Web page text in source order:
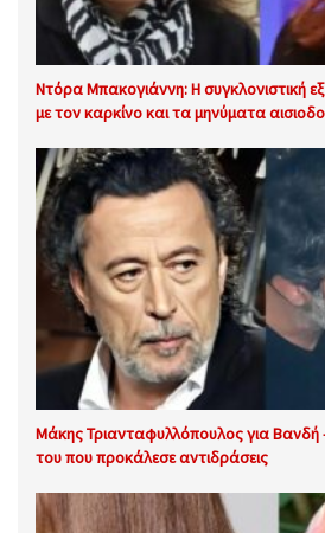
Ντόρα Μπακογιάννη: Η συγκλονιστική
με τον καρκίνο και τα μηνύματα
Μάκης Τριανταφυλλόπουλος για Βανδή
του που προκάλεσε αντιδράσεις